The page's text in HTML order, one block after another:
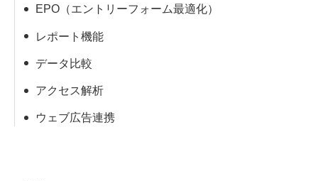
EPO（エントリーフォーム最適化）
レポート機能
データ比較
アクセス解析
ウェブ広告連携